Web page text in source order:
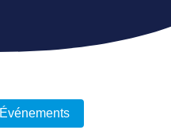
Événements